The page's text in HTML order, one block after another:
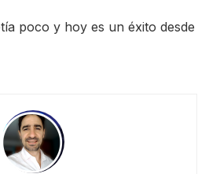
poco y hoy es un éxito desde